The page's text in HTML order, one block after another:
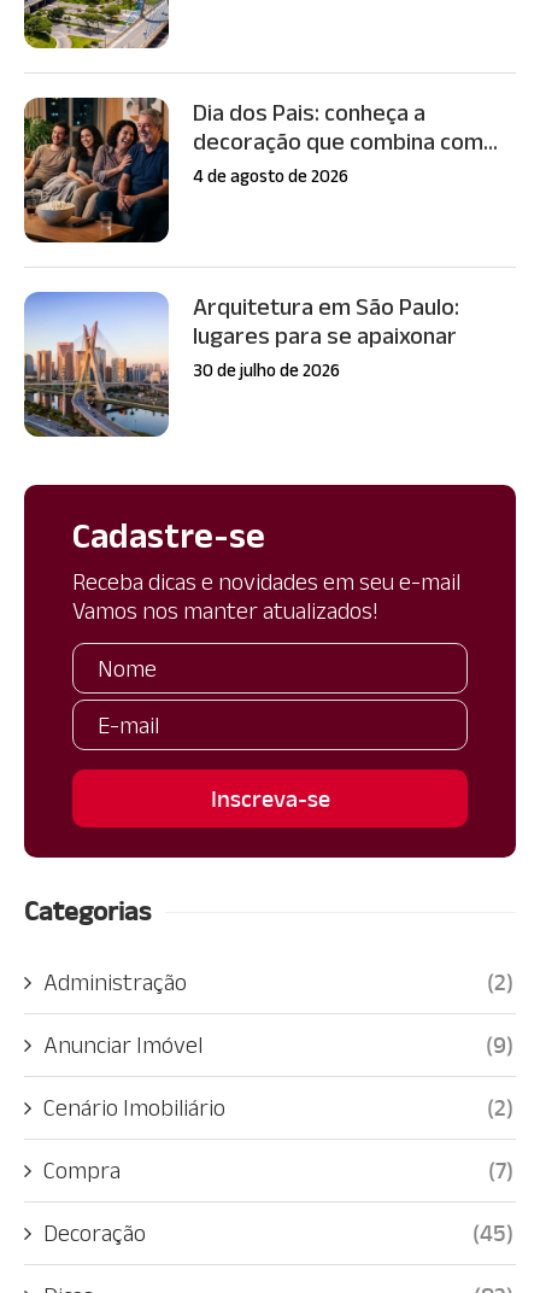
Dia dos Pais: conheça a
decoração que combina com...
4 de agosto de 2026
Arquitetura em São Paulo:
lugares para se apaixonar
30 de julho de 2026
Cadastre-se
Receba dicas e novidades em seu e-mail
Vamos nos manter atualizados!
Categorias
Administração (2)
Anunciar Imóvel (9)
Cenário Imobiliário (2)
Compra (7)
Decoração (45)